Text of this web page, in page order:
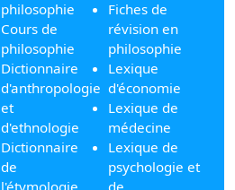
philosophie
Cours de
philosophie
Dictionnaire
d'anthropologie
et
d'ethnologie
Dictionnaire
de
Fiches de
révision en
philosophie
Lexique
d'économie
Lexique de
médecine
Lexique de
psychologie et